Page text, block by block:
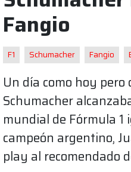
Fangio
F1 Schumacher Fangio
Un día como hoy
Schumacher
mundial de Fórmula
campeón argentino,
play al recomendado